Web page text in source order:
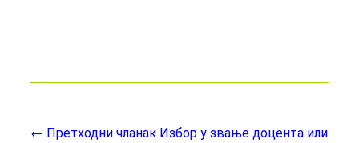
← Претходни чланак Избор у звање доцента или